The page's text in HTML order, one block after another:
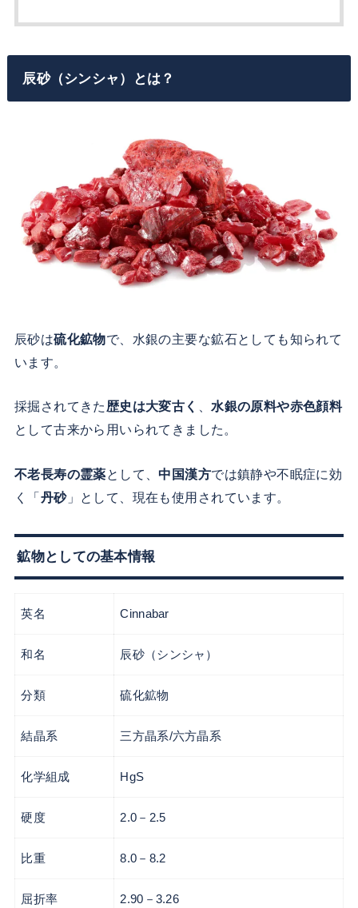
辰砂（シンシャ）とは？
辰砂は硫化鉱物で、水銀の主要な鉱石としても知られて
います。
採掘されてきた 歴史は大変古く
水銀の原料や赤色顔料
として古来から用いられてきました。
不老長寿の霊薬として、中国漢方では鎮静や不眠症に効
く「丹砂」として、現在も使用されています。
鉱物としての基本情報
英名 Cinnabar
和名 辰砂（シンシャ）
分類 硫化鉱物
結晶系 三方晶系/六方晶系
化学組成 HgS
硬度 2.0－2.5
比重 8.0－8.2
屈折率 2.90－3.26